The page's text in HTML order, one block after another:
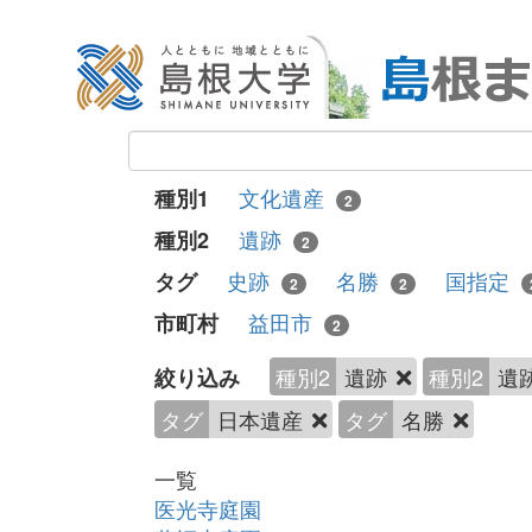
種別1 文化遺産 2
種別2 遺跡 2
タグ 史跡 2 名勝 2 国指定
市町村 益田市 2
絞り込み 種別2 遺跡 種別2 遺
タグ 日本遺産 タグ 名勝
一覧
医光寺庭園